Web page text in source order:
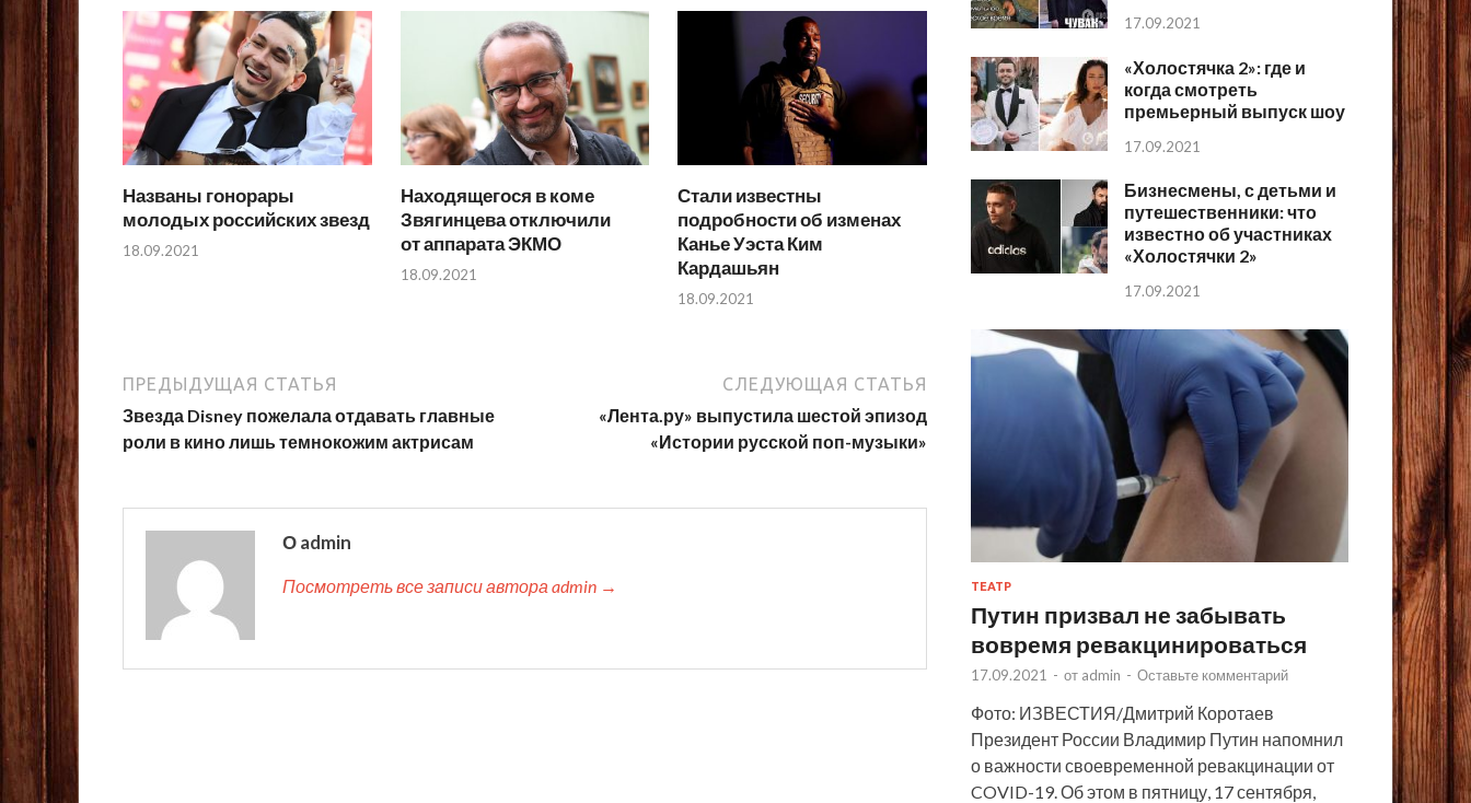
Названы гонорары
молодых российских звезд
18.09.2021
Находящегося в коме
Звягинцева отключили
от аппарата ЭКМО
18.09.2021
Стали известны
подробности об изменах
Канье Уэста Ким
Кардашьян
18.09.2021
ПРЕДЫДУЩАЯ СТАТЬЯ
Звезда Disney пожелала отдавать главные
роли в кино лишь темнокожим актрисам
СЛЕДУЮЩАЯ СТАТЬЯ
«Лента.ру» выпустила шестой эпизод
«Истории русской поп-музыки»
О admin
Посмотреть все записи автора admin →
17.09.2021
«Холостячка 2»: где и
когда смотреть
премьерный выпуск шоу
17.09.2021
Бизнесмены, с детьми и
путешественники: что
известно об участниках
«Холостячки 2»
17.09.2021
ТЕАТР
Путин призвал не забывать
вовремя ревакцинироваться
17.09.2021 - от admin - Оставьте комментарий
Фото: ИЗВЕСТИЯ/Дмитрий Коротаев
Президент России Владимир Путин напомнил
о важности своевременной ревакцинации от
COVID-19. Об этом в пятницу, 17 сентября,